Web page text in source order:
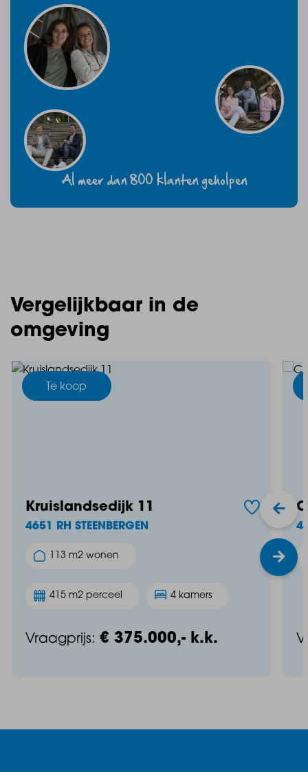
Al meer dan 800 klanten geholpen
Vergelijkbaar in de
omgeving
Te koop
Kruislandsedijk 11
4651 RH STEENBERGEN
113 m2 wonen
415 m2 perceel 4 kamers
Vraagprijs: € 375.000,- k.k.